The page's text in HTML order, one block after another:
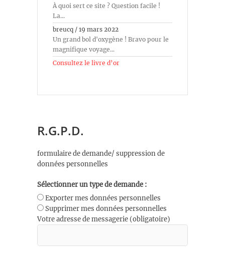
À quoi sert ce site ? Question facile !
La...
breucq / 19 mars 2022
Un grand bol d'oxygène ! Bravo pour le
magnifique voyage...
Consultez le livre d’or
R.G.P.D.
formulaire de demande/ suppression de
données personnelles
Sélectionner un type de demande :
Exporter mes données personnelles
Supprimer mes données personnelles
Votre adresse de messagerie (obligatoire)